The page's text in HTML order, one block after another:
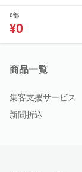
0部
¥0
商品一覧
集客支援サービス
新聞折込